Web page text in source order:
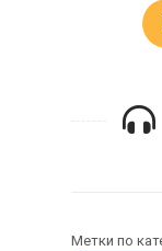
Метки по